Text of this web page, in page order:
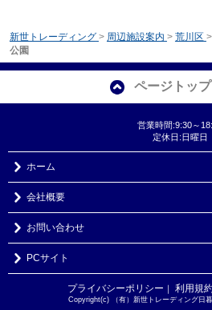
新世トレーディング > 周辺施設案内 > 荒川区 >
公園
ページトッ
営業時間:9:30～
定休日:日曜日
ホーム
会社概要
お問い合わせ
PCサイト
プライバシーポリシー ｜ 利用規
Copyright(c) （有）新世トレーディング日